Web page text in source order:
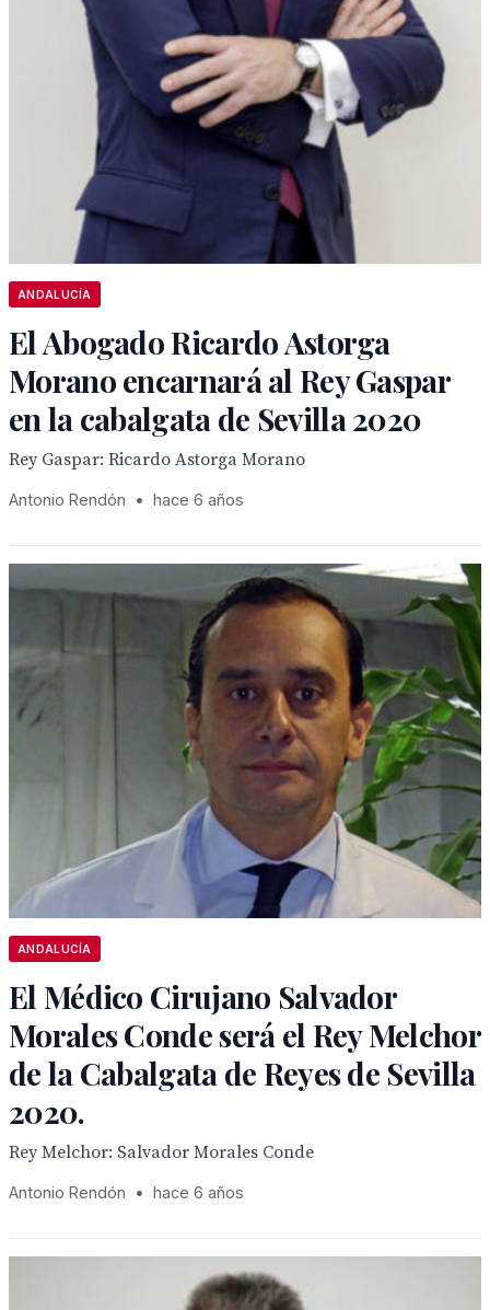
ANDALUCÍA
El Abogado Ricardo Astorga
Morano encarnará al Rey Gaspar
en la cabalgata de Sevilla 2020
Rey Gaspar: Ricardo Astorga Morano
Antonio Rendón • hace 6 años
ANDALUCÍA
El Médico Cirujano Salvador
Morales Conde será el Rey Melchor
de la Cabalgata de Reyes de Sevilla
2020.
Rey Melchor: Salvador Morales Conde
Antonio Rendón • hace 6 años